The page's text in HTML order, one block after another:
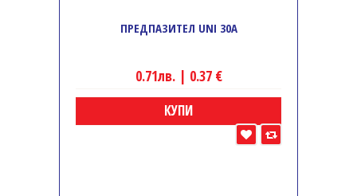
ПРЕДПАЗИТЕЛ UNI 30A
0.71лв. | 0.37 €
КУПИ